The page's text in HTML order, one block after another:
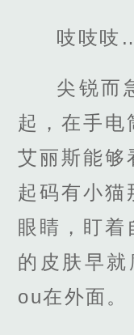
吱吱吱
尖锐而
起，在手电
艾丽斯能够
起码有小猫
眼睛，盯着
的皮肤早
ou在外面。